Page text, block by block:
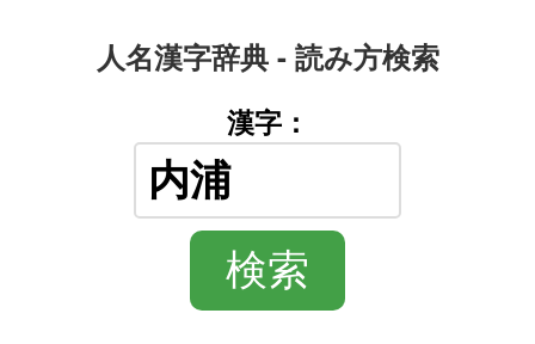
人名漢字辞典 - 読み方検索
漢字：